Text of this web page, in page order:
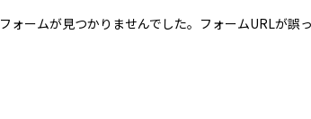
フォームが見つかりませんでした。フォームURLが誤